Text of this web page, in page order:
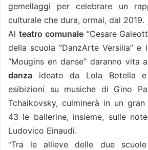
gemellaggi per celebrare un
culturale che dura, ormai, dal 2019.
Al teatro comunale“Cesare
della scuola “DanzArte Versilia” e
“Mougins en danse” daranno vita
danza ideato da Lola Botella
esibizioni su musiche di Gino
Tchaikovsky, culminerà in un
43 le ballerine, insieme, sulle note
Ludovico Einaudi.
“Tra le allieve delle due